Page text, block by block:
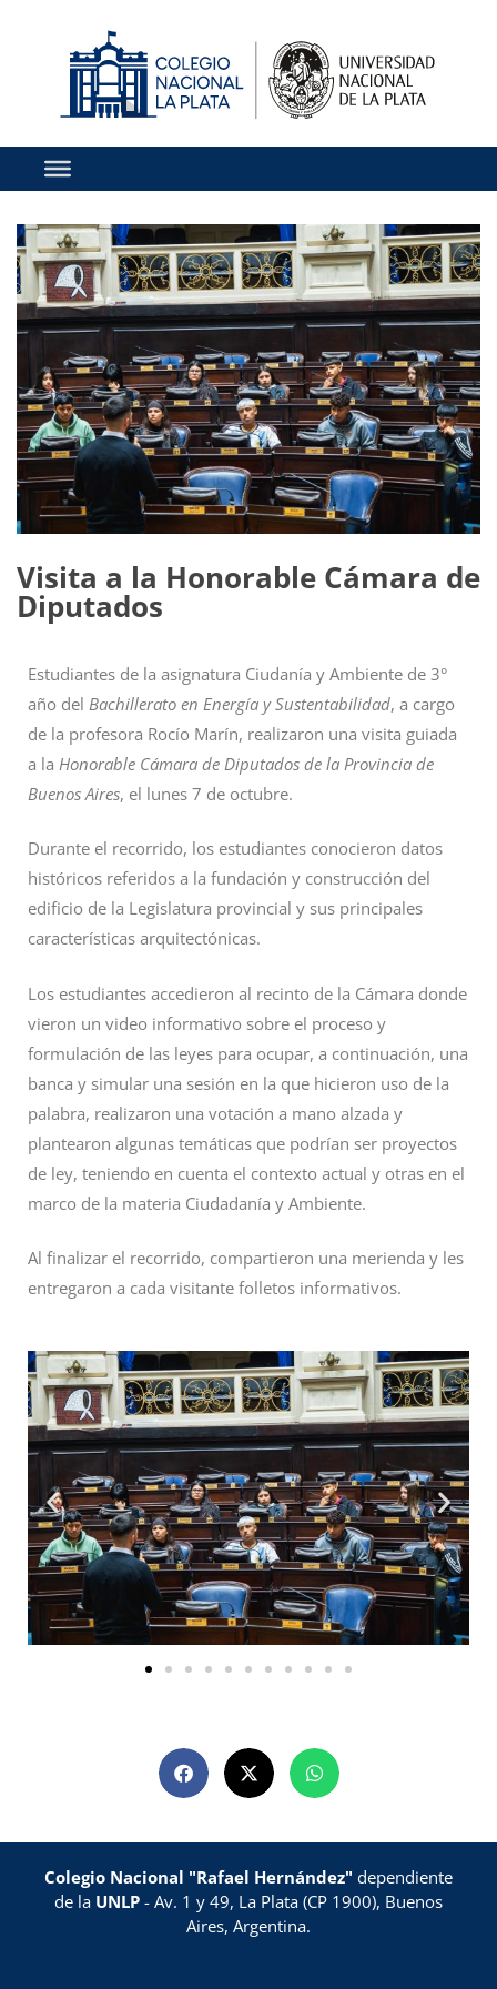
Visita a la Honorable Cámara de
Diputados
Estudiantes de la asignatura Ciudanía y Ambiente de 3°
año del Bachillerato en Energía y Sustentabilidad, a cargo
de la profesora Rocío Marín, realizaron una visita guiada
a la Honorable Cámara de Diputados de la Provincia de
Buenos Aires, el lunes 7 de octubre.
Durante el recorrido, los estudiantes conocieron datos
históricos referidos a la fundación y construcción del
edificio de la Legislatura provincial y sus principales
características arquitectónicas.
Los estudiantes accedieron al recinto de la Cámara donde
vieron un video informativo sobre el proceso y
formulación de las leyes para ocupar, a continuación, una
banca y simular una sesión en la que hicieron uso de la
palabra, realizaron una votación a mano alzada y
plantearon algunas temáticas que podrían ser proyectos
de ley, teniendo en cuenta el contexto actual y otras en el
marco de la materia Ciudadanía y Ambiente.
Al finalizar el recorrido, compartieron una merienda y les
entregaron a cada visitante folletos informativos.
Colegio Nacional "Rafael Hernández" dependiente
de la UNLP - Av. 1 y 49, La Plata (CP 1900), Buenos
Aires, Argentina.